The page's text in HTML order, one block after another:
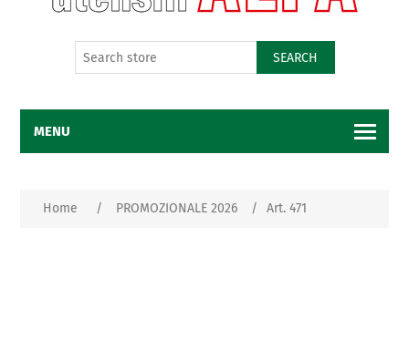
SEARCH
MENU
Home / PROMOZIONALE 2026 / Art. 471